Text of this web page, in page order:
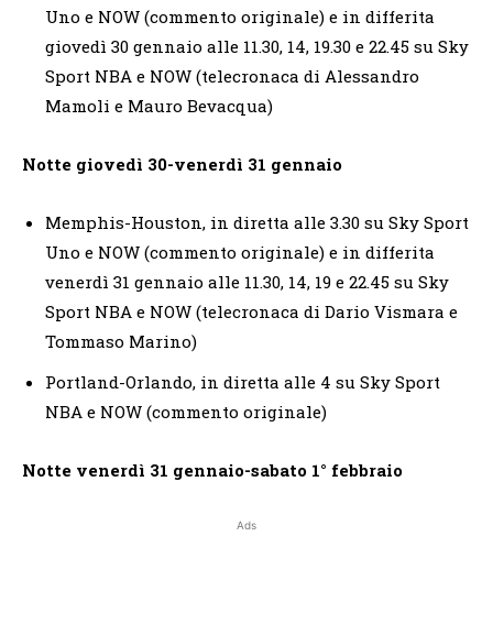
Uno e NOW (commento originale) e in differita
giovedì 30 gennaio alle 11.30, 14, 19.30 e 22.45 su Sky
Sport NBA e NOW (telecronaca di Alessandro
Mamoli e Mauro Bevacqua)
Notte giovedì 30-venerdì 31 gennaio
Memphis-Houston, in diretta alle 3.30 su Sky Sport
Uno e NOW (commento originale) e in differita
venerdì 31 gennaio alle 11.30, 14, 19 e 22.45 su Sky
Sport NBA e NOW (telecronaca di Dario Vismara e
Tommaso Marino)
Portland-Orlando, in diretta alle 4 su Sky Sport
NBA e NOW (commento originale)
Notte venerdì 31 gennaio-sabato 1° febbraio
Ads